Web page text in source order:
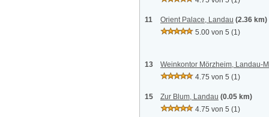
11 Orient Palace, Landau (2.36 km)
5.00 von 5 (1)
13
Weinkontor Mörzheim, Landau-
4.75 von 5 (1)
15 Zur Blum, Landau (0.05 km)
4.75 von 5 (1)